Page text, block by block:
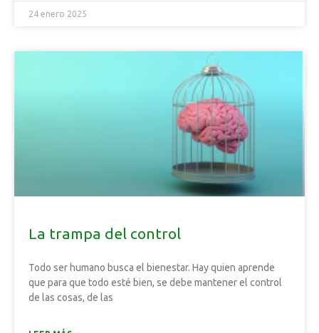
24 enero 2025
La trampa del control
Todo ser humano busca el bienestar. Hay quien aprende
que para que todo esté bien, se debe mantener el control
de las cosas, de las